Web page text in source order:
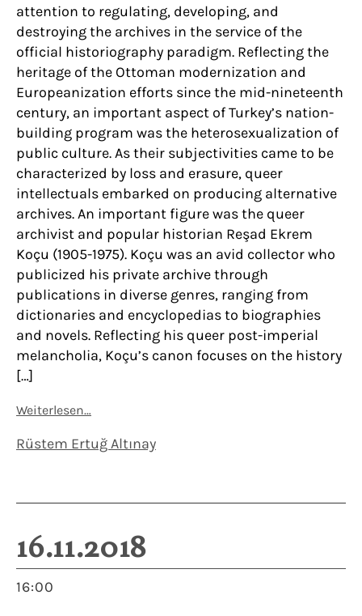
attention to regulating, developing, and
destroying the archives in the service of the
official historiography paradigm. Reflecting the
heritage of the Ottoman modernization and
Europeanization efforts since the mid-nineteenth
century, an important aspect of Turkey’s nation-
building program was the heterosexualization of
public culture. As their subjectivities came to be
characterized by loss and erasure, queer
intellectuals embarked on producing alternative
archives. An important figure was the queer
archivist and popular historian Reşad Ekrem
Koçu (1905-1975). Koçu was an avid collector who
publicized his private archive through
publications in diverse genres, ranging from
dictionaries and encyclopedias to biographies
and novels. Reflecting his queer post-imperial
melancholia, Koçu’s canon focuses on the history
[…]
Weiterlesen…
Rüstem Ertuğ Altınay
16.11.2018
16:00